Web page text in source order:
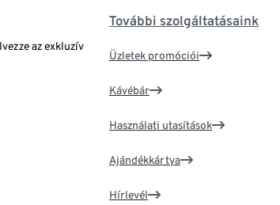
az exkluzív
További szolgáltatásaink
Üzletek promóciói
Kávébár
Használati utasítások
Ajándékkártya
Hírlevél